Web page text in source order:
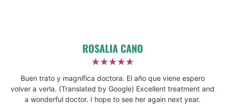
ROSALIA CANO
☆☆☆☆☆
Buen trato y magnífica doctora. El año que viene espero
volver a verla. (Translated by Google) Excellent treatment and
a wonderful doctor. I hope to see her again next year.